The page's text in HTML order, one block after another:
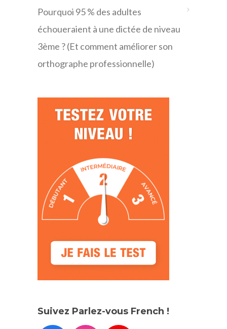
Pourquoi 95 % des adultes
échoueraient à une dictée de niveau
3ème ? (Et comment améliorer son
orthographe professionnelle)
Suivez Parlez-vous French !